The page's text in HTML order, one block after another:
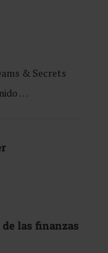
& Secrets
…
las finanzas